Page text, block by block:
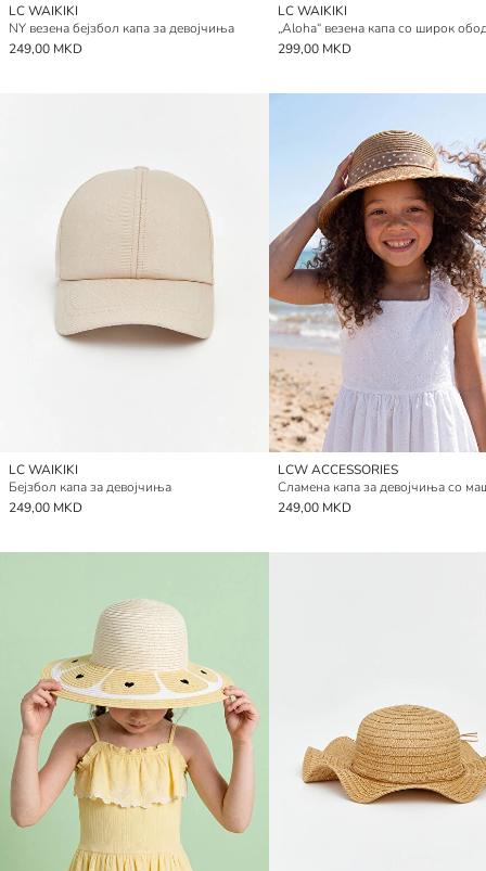
LC WAIKIKI
NY везена бејзбол капа за девојчиња
249,00 MKD
LC WAIKIKI
299,00 MKD
LC WAIKIKI
Бејзбол капа за девојчиња
249,00 MKD
LCW ACCESSORIES
Сламена капа за девојчиња со
249,00 MKD